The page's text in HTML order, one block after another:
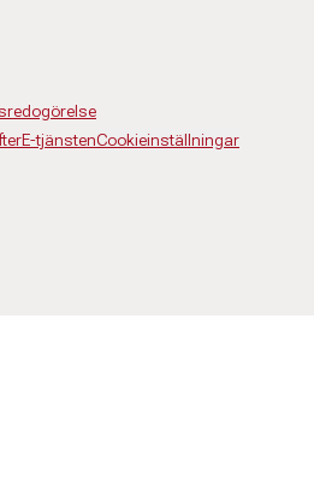
E-tjänstenCookieinställningar